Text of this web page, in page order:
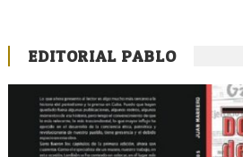
EDITORIAL PABLO